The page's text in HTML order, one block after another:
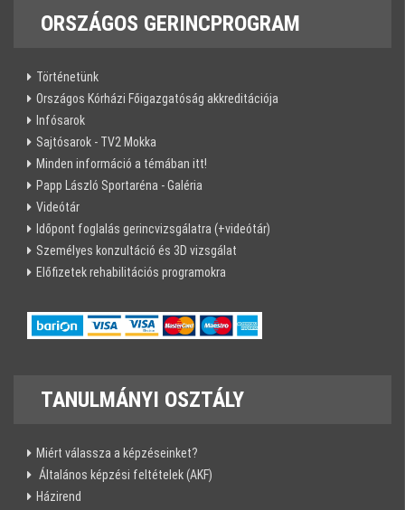
ORSZÁGOS GERINCPROGRAM
Történetünk
Országos Kórházi Főigazgatóság akkreditációja
Infósarok
Sajtósarok - TV2 Mokka
Minden információ a témában itt!
Papp László Sportaréna - Galéria
Videótár
Időpont foglalás gerincvizsgálatra (+videótár)
Személyes konzultáció és 3D vizsgálat
Előfizetek rehabilitációs programokra
TANULMÁNYI OSZTÁLY
Miért válassza a képzéseinket?
Általános képzési feltételek (AKF)
Házirend